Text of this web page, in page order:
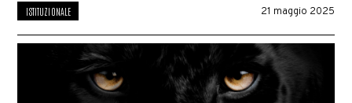
ISTITUZIONALE 21 maggio 2025